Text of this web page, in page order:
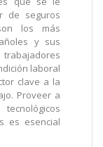
de seguros
los más
y sus
laboral
clave a la
Proveer a
es esencial